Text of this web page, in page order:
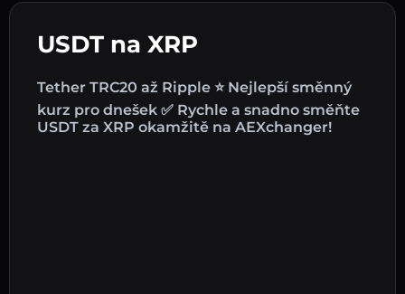
USDT na XRP
Tether TRC20 až Ripple ⭐ Nejlepší směnný
kurz pro dnešek ✅ Rychle a snadno směňte
USDT za XRP okamžitě na AEXchanger!